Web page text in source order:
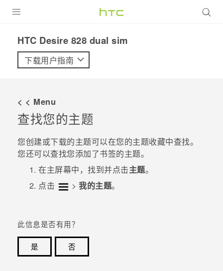
VIVE
支持帮助
在线客服
HTC Desire 828 dual sim‎
下载用户指南
< < Menu
查找您的主题
您创建或下载的主题可以在您的主题收藏中查找。
您还可以查找您添加了书签的主题。
在主屏幕中，找到并点击主题。
点击
> 我的主题。
此信息是否有用？
是
否